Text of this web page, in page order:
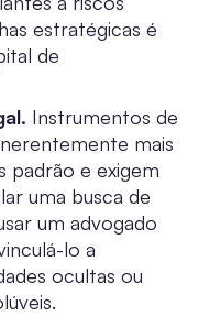
estratégicas é
de
Instrumentos de
mais
padrão e exigem
uma busca de
um advogado
lo a
ocultas ou